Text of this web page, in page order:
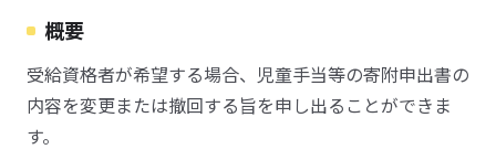
概要
受給資格者が希望する場合、児童手当等の寄附申出書の
内容を変更または撤回する旨を申し出ることができま
す。